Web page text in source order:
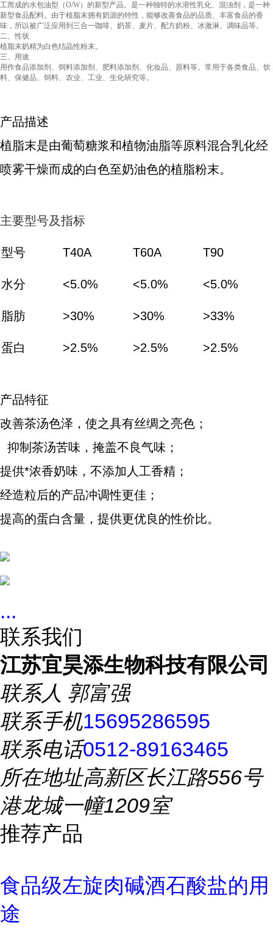
工而成的水包油型（O/W）的新型产品。是一种独特的水溶性乳化、混浊剂，是一种
新型食品配料。由于植脂末拥有奶源的特性，能够改善食品的品质、丰富食品的香
味，所以被广泛应用到三合一咖啡、奶茶、麦片、配方奶粉、冰激淋、调味品等。
二、性状
植脂末奶精为白色结晶性粉末。
三、用途
用作食品添加剂、饲料添加剂、肥料添加剂、化妆品、原料等。常用于各类食品、饮
料、保健品、饲料、农业、工业、生化研究等。
产品描述
植脂末是由葡萄糖浆和植物油脂等原料混合乳化经
喷雾干燥而成的白色至奶油色的植脂粉末。
主要型号及指标
型号 T40A T60A T90
水分 <5.0% <5.0% <5.0%
脂肪 >30% >30% >33%
蛋白 >2.5% >2.5% >2.5%
产品特征
改善茶汤色泽，使之具有丝绸之亮色；
抑制茶汤苦味，掩盖不良气味；
提供*浓香奶味，不添加人工香精；
经造粒后的产品冲调性更佳；
提高的蛋白含量，提供更优良的性价比。
...
联系我们
江苏宜昊添生物科技有限公司
联系人 郭富强
联系手机15695286595
联系电话0512-89163465
所在地址高新区长江路556号
港龙城一幢1209室
推荐产品
食品级左旋肉碱酒石酸盐的用
途